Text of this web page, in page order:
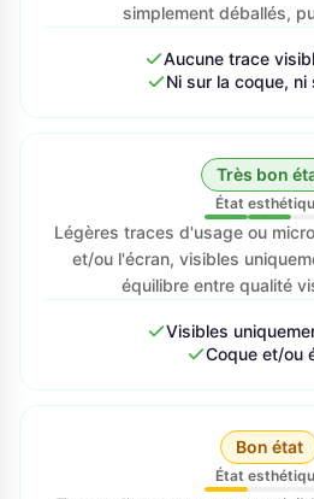
simplement déballés,
Aucune trace
Ni sur la coque, ni
Très bon
État
Légères traces d'usage ou
et/ou l'écran, visibles
équilibre entre qualité
Visibles
Coque et/ou
Bon état
État